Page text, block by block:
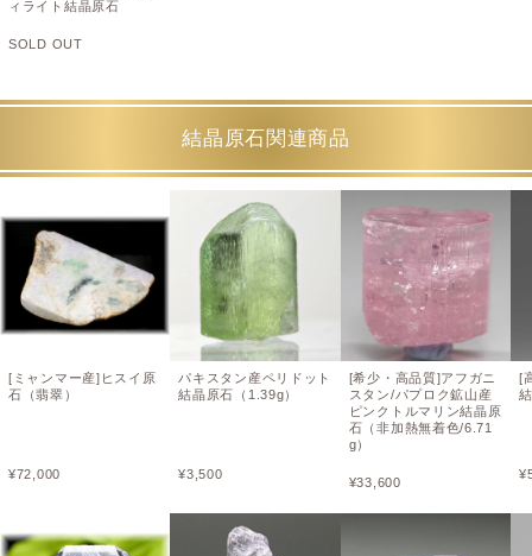
ィライト結晶原石
SOLD OUT
結晶原石関連商品
[ミャンマー産]ヒスイ原
石（翡翠）
¥72,000
パキスタン産ペリドット
結晶原石（1.39g）
¥3,500
[希少・高品質]アフガニ
スタン/パプロク鉱山産
ピンクトルマリン結晶原
石（非加熱無着色/6.71
g）
¥33,600
[
¥